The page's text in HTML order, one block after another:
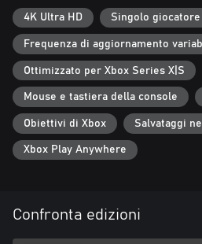
4K Ultra HD Singolo giocatore
Frequenza di aggiornamento
Ottimizzato per Xbox Series X|S
Mouse e tastiera della console
Obiettivi di Xbox Salvataggi
Xbox Play Anywhere
Confronta edizioni